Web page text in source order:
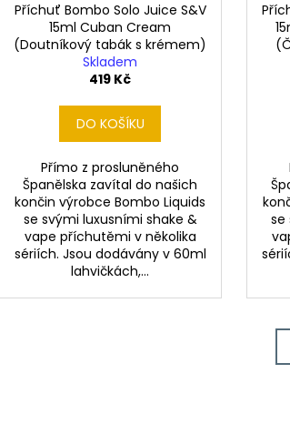
Příchuť Bombo Solo Juice S&V
15ml Cuban Cream
(Doutníkový tabák s krémem)
Skladem
419 Kč
DO KOŠÍKU
Přímo z prosluněného
Španělska zavítal do našich
končin výrobce Bombo Liquids
se svými luxusními shake &
vape příchutěmi v několika
sériích. Jsou dodávány v 60ml
lahvičkách,...
se